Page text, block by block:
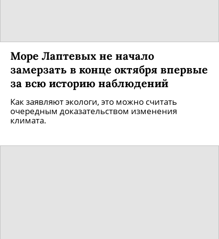
Море Лаптевых не начало
замерзать в конце октября впервые
за всю историю наблюдений
Как заявляют экологи, это можно считать
очередным доказательством изменения
климата.